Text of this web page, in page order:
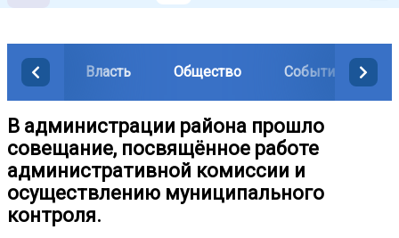
Власть Общество События
В администрации района прошло
совещание, посвящённое работе
административной комиссии и
осуществлению муниципального
контроля.